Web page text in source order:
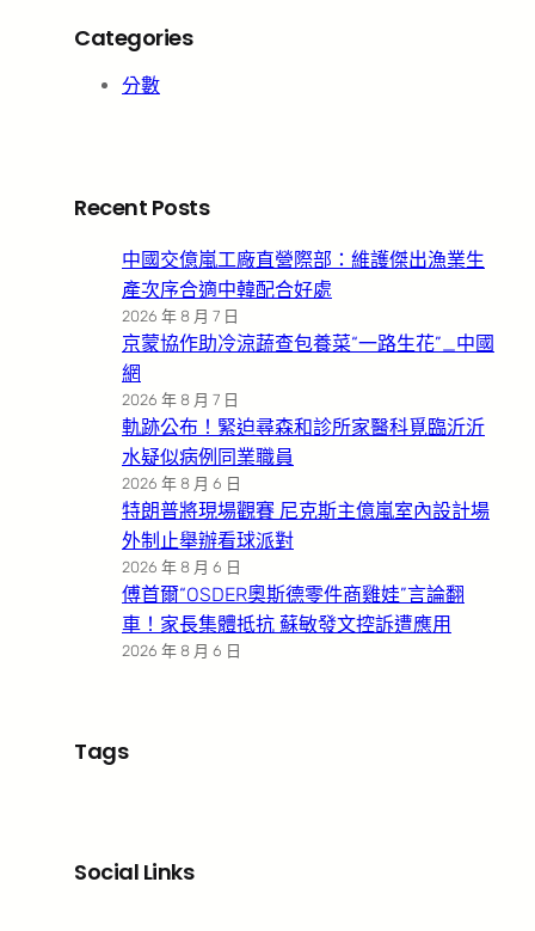
Categories
分數
Recent Posts
中國交億嵐工廠直營際部：維護傑出漁業生
產次序合適中韓配合好處
2026 年 8 月 7 日
京蒙協作助冷涼蔬查包養菜“一路生花”_中國
網
2026 年 8 月 7 日
軌跡公布！緊迫尋森和診所家醫科覓臨沂沂
水疑似病例同業職員
2026 年 8 月 6 日
特朗普將現場觀賽 尼克斯主億嵐室內設計場
外制止舉辦看球派對
2026 年 8 月 6 日
傅首爾“OSDER奧斯德零件商雞娃”言論翻
車！家長集體抵抗 蘇敏發文控訴遭應用
2026 年 8 月 6 日
Tags
Social Links